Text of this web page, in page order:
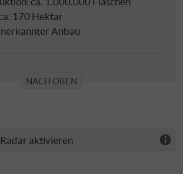
170 Hektar
Anbau
NACH OBEN
aktivieren